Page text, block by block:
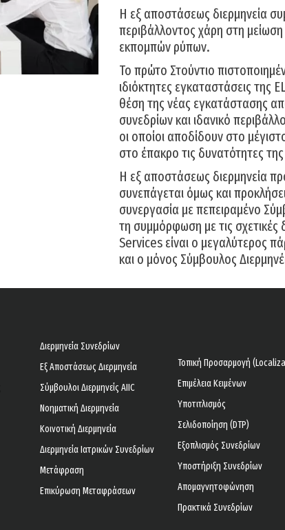
Η εξ αποστάσεως διερμηνεία
περιβάλλοντος χάρη στη
εκπομπών ρύπων.
Το πρώτο Στούντιο
ιδιόκτητες εγκαταστάσεις της
θέση της νέας εγκατάστασης
συνεδρίων και ιδανικό
οι οποίοι αποδίδουν στο
στο έπακρο τις δυνατότητες
Η εξ αποστάσεως διερμηνεία
συνεπάγεται όμως και
συνεργασία με πεπειραμένο
τη συμμόρφωση με τις
Services είναι ο μεγαλύτερος
και ο μόνος Σύμβουλος
Διερμηνεία Συνεδρίων
Εξ Αποστάσεως Διερμηνεία
Σύμβουλοι Διερμηνείς AIIC
Νοηματική Διερμηνεία
Κοινοτική Διερμηνεία
Διερμηνεία Ιατρικών Συνεδρίων
Μετάφραση
Επικύρωση Μεταφράσεων
Τοπική Προσαρμογή
Επιμέλεια Κειμένων
Υποτιτλισμός
Σελιδοποίηση (DTP)
Εξοπλισμός Συνεδρίων
Υποστήριξη Συνεδρίων
Απομαγνητοφώνηση
Πρακτικά Συνεδρίων